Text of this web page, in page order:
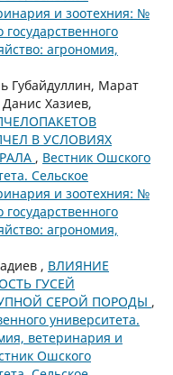
и зоотехния: №
агрономия,
Губайдуллин, Марат
Хазиев,
В УСЛОВИЯХ
, Вестник Ошского
Сельское
и зоотехния: №
агрономия,
, ВЛИЯНИЕ
ГУСЕЙ
СЕРОЙ ПОРОДЫ ,
университета.
ветеринария и
Ошского